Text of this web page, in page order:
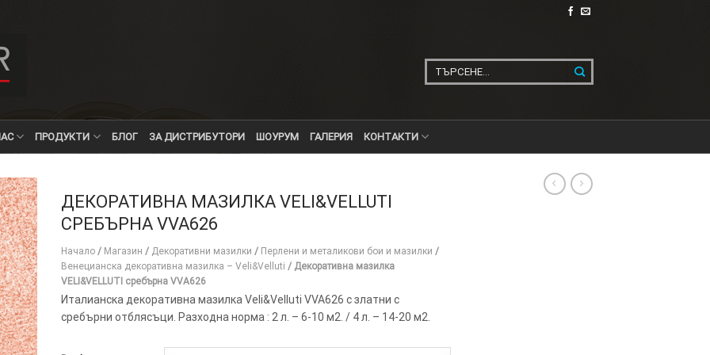
за:
ПРОДУКТИ БЛОГ ЗА ДИСТРИБУТОРИ ШОУРУМ ГАЛЕРИЯ КОНТАКТИ
ДЕКОРАТИВНА МАЗИЛКА VELI&VELLUTI
СРЕБЪРНА VVA626
Начало / Магазин / Декоративни мазилки / Перлени и металикови бои и мазилки /
Венецианска декоративна мазилка – Veli&Velluti / Декоративна мазилка
VELI&VELLUTI сребърна VVA626
Италианска декоративна мазилка Veli&Velluti VVA626 с златни с
сребърни отблясъци. Разходна норма : 2 л. – 6-10 м2. / 4 л. – 14-20 м2.